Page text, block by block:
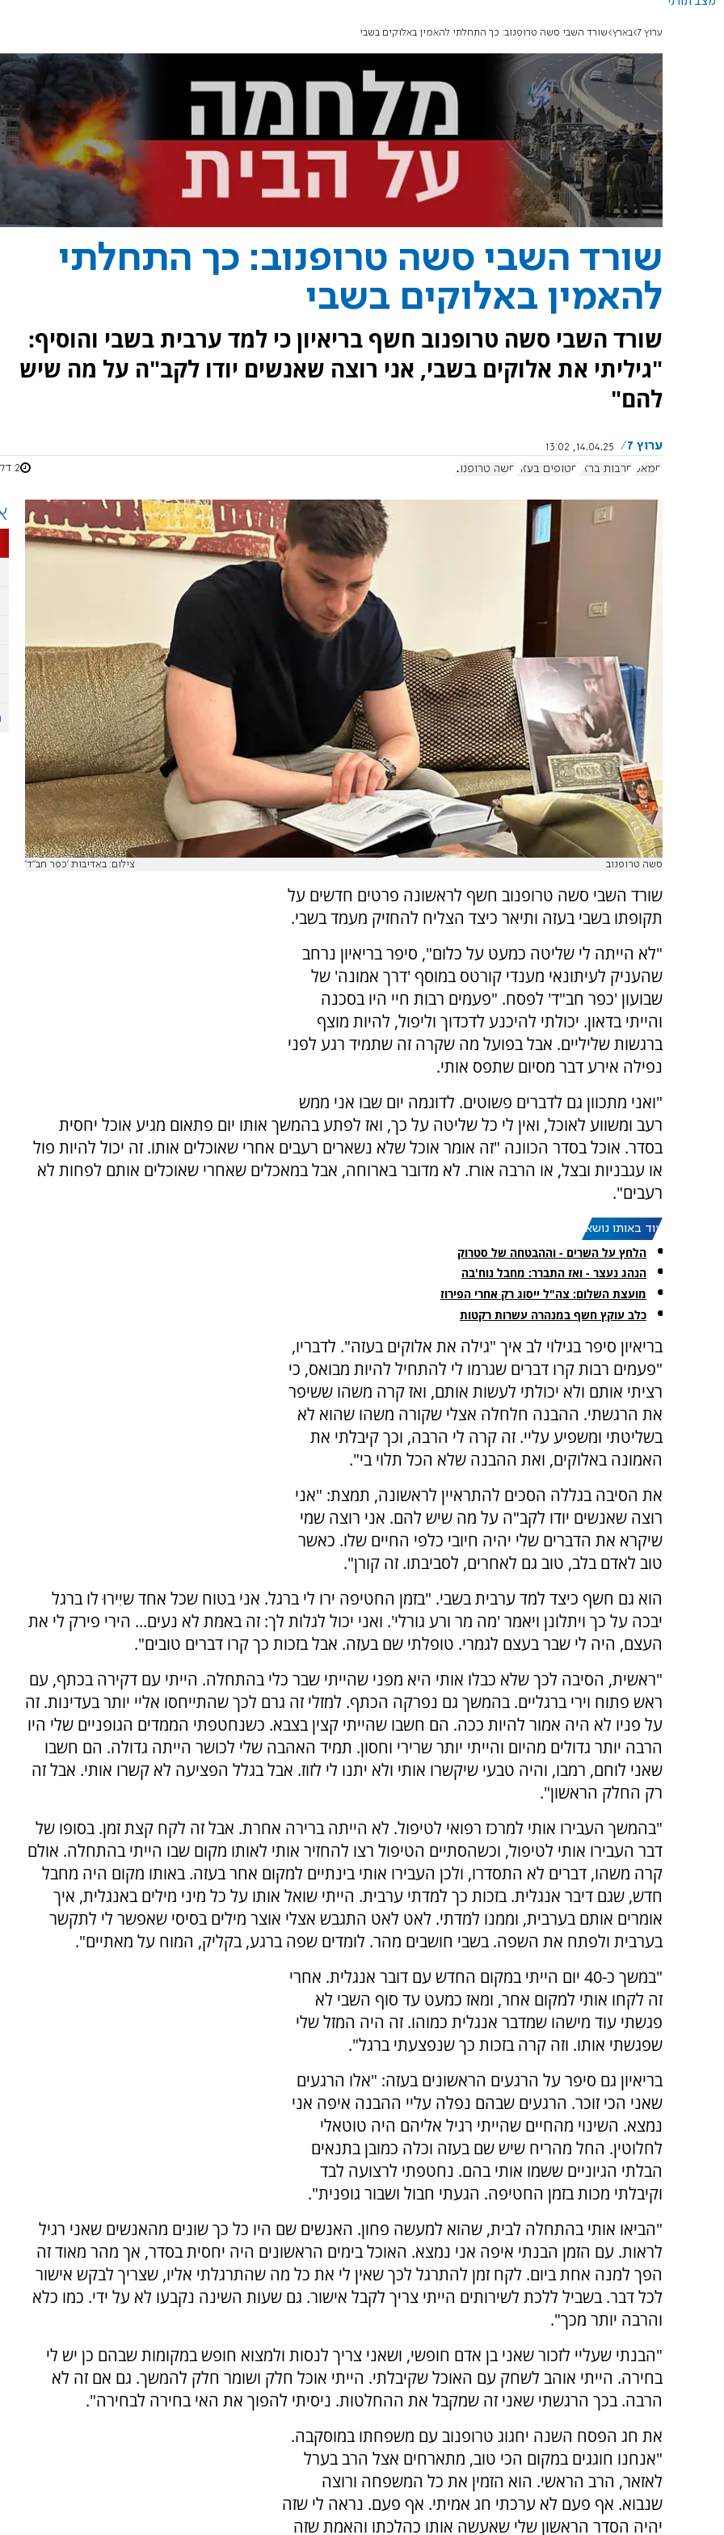
ערוץ 7 בארץ שורד השבי סשה טרופנוב: כך התחלתי להאמין באלוקים בשבי
שורד השבי סשה טרופנוב: כך התחלתי
להאמין באלוקים בשבי
שורד השבי סשה טרופנוב חשף בריאיון כי למד ערבית בשבי והוסיף:
"גיליתי את אלוקים בשבי, אני רוצה שאנשים יודו לקב"ה על מה שיש
להם"
ערוץ 7
14.04.25, 13:02
חמאס חרבות ברזל חטופים בעזה סשה טרופנוב 2 דקות
סשה טרופנוב צילום: באדיבות 'כפר חב"ד'
שורד השבי סשה טרופנוב חשף לראשונה פרטים חדשים על
תקופתו בשבי בעזה ותיאר כיצד הצליח להחזיק מעמד בשבי.
"לא הייתה לי שליטה כמעט על כלום", סיפר בריאיון נרחב
שהעניק לעיתונאי מענדי קורטס במוסף 'דרך אמונה' של
שבועון 'כפר חב"ד' לפסח. "פעמים רבות חיי היו בסכנה
והייתי בדאון. יכולתי להיכנע לדכדוך וליפול, להיות מוצף
ברגשות שליליים. אבל בפועל מה שקרה זה שתמיד רגע לפני
נפילה אירע דבר מסיום שתפס אותי.
"ואני מתכוון גם לדברים פשוטים. לדוגמה יום שבו אני ממש
רעב ומשווע לאוכל, ואין לי כל שליטה על כך, ואז לפתע בהמשך אותו יום פתאום מגיע אוכל יחסית
בסדר. אוכל בסדר הכוונה "זה אומר אוכל שלא נשארים רעבים אחרי שאוכלים אותו. זה יכול להיות פול
או עגבניות ובצל, או הרבה אורז. לא מדובר בארוחה, אבל במאכלים שאחרי שאוכלים אותם לפחות לא
רעבים".
עוד באותו נושא:
הלחץ על השרים - וההבטחה של סטרוק
הנהג נעצר - ואז התברר: מחבל נוח'בה
מועצת השלום: צה"ל ייסוג רק אחרי הפירוז
כלב עוקץ חשף במנהרה עשרות רקטות
בריאיון סיפר בגילוי לב איך "גילה את אלוקים בעזה". לדבריו,
"פעמים רבות קרו דברים שגרמו לי להתחיל להיות מבואס, כי
רציתי אותם ולא יכולתי לעשות אותם, ואז קרה משהו ששיפר
את הרגשתי. ההבנה חלחלה אצלי שקורה משהו שהוא לא
בשליטתי ומשפיע עליי. זה קרה לי הרבה, וכך קיבלתי את
האמונה באלוקים, ואת ההבנה שלא הכל תלוי בי".
את הסיבה בגללה הסכים להתראיין לראשונה, תמצת: "אני
רוצה שאנשים יודו לקב"ה על מה שיש להם. אני רוצה שמי
שיקרא את הדברים שלי יהיה חיובי כלפי החיים שלו. כאשר
טוב לאדם בלב, טוב גם לאחרים, לסביבתו. זה קורן".
הוא גם חשף כיצד למד ערבית בשבי. "בזמן החטיפה ירו לי ברגל. אני בטוח שכל אחד שיִירוּ לו ברגל
יבכה על כך ויתלונן ויאמר 'מה מר ורע גורלי'. ואני יכול לגלות לך: זה באמת לא נעים... הירי פירק לי את
העצם, היה לי שבר בעצם לגמרי. טופלתי שם בעזה. אבל בזכות כך קרו דברים טובים".
"ראשית, הסיבה לכך שלא כבלו אותי היא מפני שהייתי שבר כלי בהתחלה. הייתי עם דקירה בכתף, עם
ראש פתוח וירי ברגליים. בהמשך גם נפרקה הכתף. למזלי זה גרם לכך שהתייחסו אליי יותר בעדינות. זה
על פניו לא היה אמור להיות ככה. הם חשבו שהייתי קצין בצבא. כשנחטפתי הממדים הגופניים שלי היו
הרבה יותר גדולים מהיום והייתי יותר שרירי וחסון. תמיד האהבה שלי לכושר הייתה גדולה. הם חשבו
שאני לוחם, רמבו, והיה טבעי שיקשרו אותי ולא יתנו לי לזוז. אבל בגלל הפציעה לא קשרו אותי. אבל זה
רק החלק הראשון".
"בהמשך העבירו אותי למרכז רפואי לטיפול. לא הייתה ברירה אחרת. אבל זה לקח קצת זמן. בסופו של
דבר העבירו אותי לטיפול, וכשהסתיים הטיפול רצו להחזיר אותי לאותו מקום שבו הייתי בהתחלה. אולם
קרה משהו, דברים לא התסדרו, ולכן העבירו אותי בינתיים למקום אחר בעזה. באותו מקום היה מחבל
חדש, שגם דיבר אנגלית. בזכות כך למדתי ערבית. הייתי שואל אותו על כל מיני מילים באנגלית, איך
אומרים אותם בערבית, וממנו למדתי. לאט לאט התגבש אצלי אוצר מילים בסיסי שאפשר לי לתקשר
בערבית ולפתח את השפה. בשבי חושבים מהר. לומדים שפה ברגע, בקליק, המוח על מאתיים".
"במשך כ-40 יום הייתי במקום החדש עם דובר אנגלית. אחרי
זה לקחו אותי למקום אחר, ומאז כמעט עד סוף השבי לא
פגשתי עוד מישהו שמדבר אנגלית כמוהו. זה היה המזל שלי
שפגשתי אותו. וזה קרה בזכות כך שנפצעתי ברגל".
בריאיון גם סיפר על הרגעים הראשונים בעזה: "אלו הרגעים
שאני הכי זוכר. הרגעים שבהם נפלה עליי ההבנה איפה אני
נמצא. השינוי מהחיים שהייתי רגיל אליהם היה טוטאלי
לחלוטין. החל מהריח שיש שם בעזה וכלה כמובן בתנאים
הבלתי הגיוניים ששמו אותי בהם. נחטפתי לרצועה לבד
וקיבלתי מכות בזמן החטיפה. הגעתי חבול ושבור גופנית".
"הביאו אותי בהתחלה לבית, שהוא למעשה פחון. האנשים שם היו כל כך שונים מהאנשים שאני רגיל
לראות. עם הזמן הבנתי איפה אני נמצא. האוכל בימים הראשונים היה יחסית בסדר, אך מהר מאוד זה
הפך למנה אחת ביום. לקח זמן להתרגל לכך שאין לי את כל מה שהתרגלתי אליו, שצריך לבקש אישור
לכל דבר. בשביל ללכת לשירותים הייתי צריך לקבל אישור. גם שעות השינה נקבעו לא על ידי. כמו כלא
והרבה יותר מכך".
"הבנתי שעליי לזכור שאני בן אדם חופשי, ושאני צריך לנסות ולמצוא חופש במקומות שבהם כן יש לי
בחירה. הייתי אוהב לשחק עם האוכל שקיבלתי. הייתי אוכל חלק ושומר חלק להמשך. גם אם זה לא
הרבה. בכך הרגשתי שאני זה שמקבל את ההחלטות. ניסיתי להפוך את האי בחירה לבחירה".
את חג הפסח השנה יחגוג טרופנוב עם משפחתו במוסקבה.
"אנחנו חוגגים במקום הכי טוב, מתארחים אצל הרב בערל
לאזאר, הרב הראשי. הוא הזמין את כל המשפחה ורוצה
שנבוא. אף פעם לא ערכתי חג אמיתי. אף פעם. נראה לי שזה
יהיה הסדר הראשון שלי שאעשה אותו כהלכתו והאמת שזה